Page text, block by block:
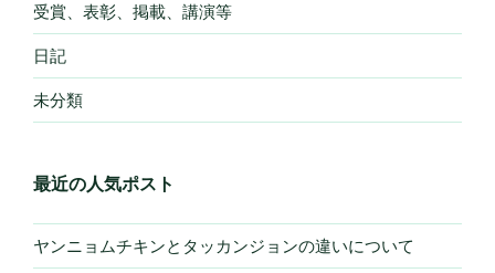
受賞、表彰、掲載、講演等
日記
未分類
最近の人気ポスト
ヤンニョムチキンとタッカンジョンの違いについて